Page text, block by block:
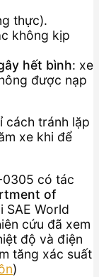
thực).
không kịp
hết bình: xe
được nạp
cách tránh lặp
xe khi để
0305 có tác
of
SAE World
cứu đã xem
độ và điện
tăng xác suất
)